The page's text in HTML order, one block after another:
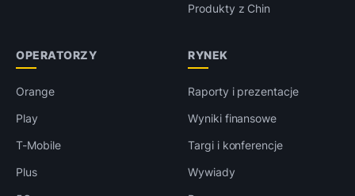
Produkty z Chin
OPERATORZY
Orange
Play
T-Mobile
Plus
RYNEK
Raporty i prezentacje
Wyniki finansowe
Targi i konferencje
Wywiady